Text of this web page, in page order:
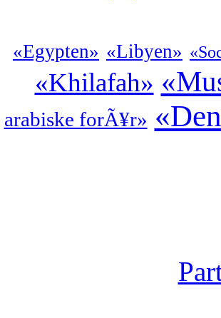
«Egypten» «Libyen»
«Khilafah»
arabiske forÃ¥r»